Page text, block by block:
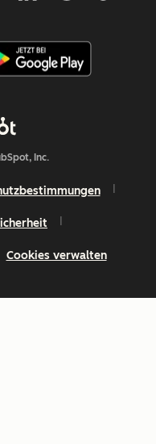
Inc.
Cookies verwalten